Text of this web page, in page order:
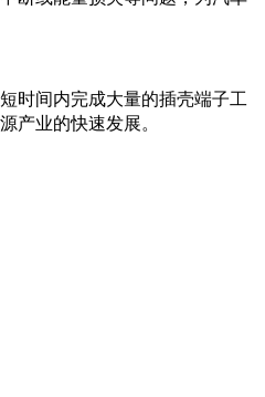
时间内完成大量的插壳端子工
产业的快速发展。